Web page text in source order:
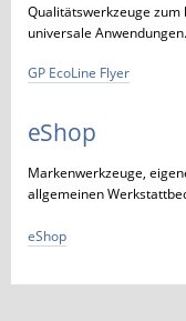
Qualitätswerkzeuge
universale Anwendungen.
GP EcoLine Flyer
eShop
Markenwerkzeuge,
allgemeinen
eShop